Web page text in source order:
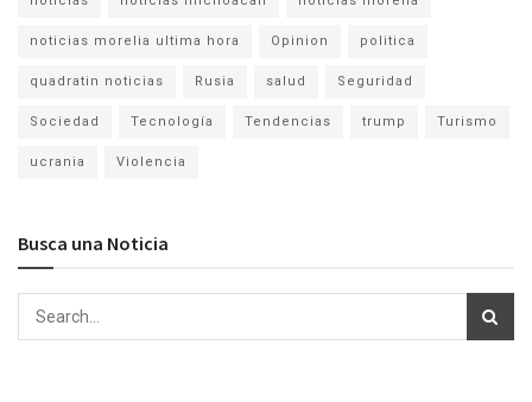
noticias morelia ultima hora Opinion politica
quadratin noticias Rusia salud Seguridad
Sociedad Tecnología Tendencias trump Turismo
ucrania Violencia
Busca una Noticia